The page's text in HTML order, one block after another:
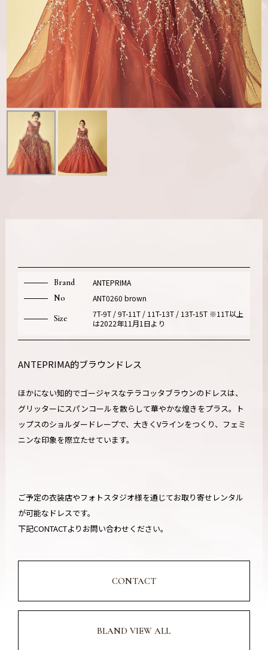
Brand
ANTEPRIMA
No
ANT0260 brown
Size
7T-9T / 9T-11T / 11T-13T / 13T-15T ※11T以上
は2022年11月1日より
ANTEPRIMA的ブラウンドレス
ほかにない知的でゴージャスなテラコッタブラウンのドレスは、
グリッターにスパンコールを散らして華やかな煌きをプラス。ト
ップスのショルダードレープで、大きくVラインをつくり、フェミ
ニンな印象を際立たせています。
ご予定の衣装店やフォトスタジオ様を通じてお取り寄せレンタル
が可能なドレスです。
下記CONTACTよりお問い合わせください。
CONTACT
BLAND VIEW ALL